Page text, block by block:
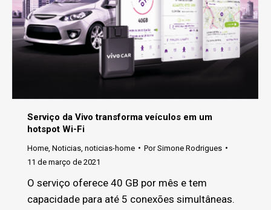
Serviço da Vivo transforma veículos em um
hotspot Wi-Fi
Home Noticias noticias-home PorSimone Rodrigues
11 de março de 2021
O serviço oferece 40 GB por mês e tem
capacidade para até 5 conexões simultâneas.